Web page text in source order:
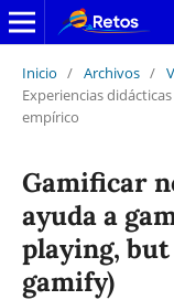
Inicio / Archivos /
Experiencias
empírico
Gamificar
ayuda a
playing,
gamify)